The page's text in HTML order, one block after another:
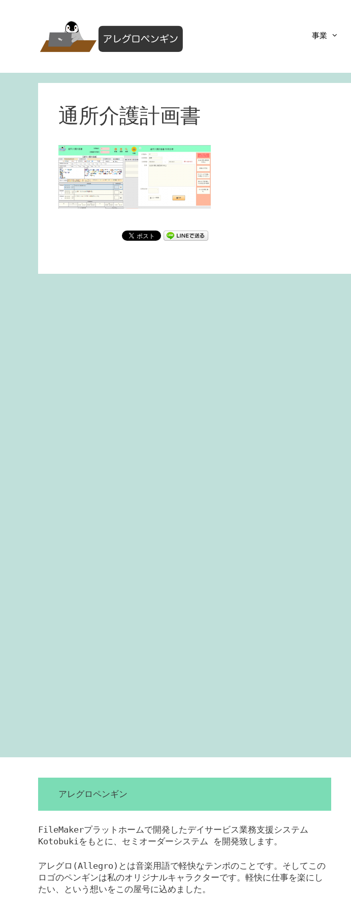
事業
通所介護計画書
アレグロペンギン
FileMakerプラットホームで開発したデイサービス業務支援システム
Kotobukiをもとに、セミオーダーシステム を開発致します。
アレグロ(Allegro)とは音楽用語で軽快なテンポのことです。そしてこの
ロゴのペンギンは私のオリジナルキャラクターです。軽快に仕事を楽にし
たい、という想いをこの屋号に込めました。